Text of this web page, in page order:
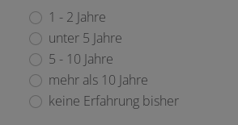
1 - 2 Jahre
unter 5 Jahre
5 - 10 Jahre
mehr als 10 Jahre
keine Erfahrung bisher